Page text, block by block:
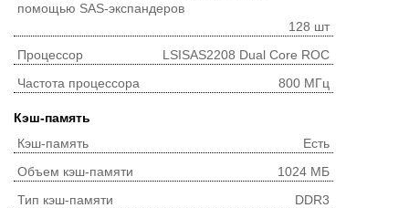
помощью SAS-экспандеров
128 шт
Процессор
LSISAS2208 Dual Core ROC
Частота процессора
800 МГц
Кэш-память
Кэш-память
Есть
Объем кэш-памяти
1024 МБ
Тип кэш-памяти
DDR3